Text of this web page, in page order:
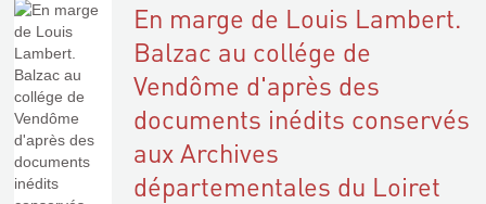
En marge de Louis Lambert.
Balzac au collége de
Vendôme d'après des
documents inédits conservés
aux Archives
départementales du Loiret